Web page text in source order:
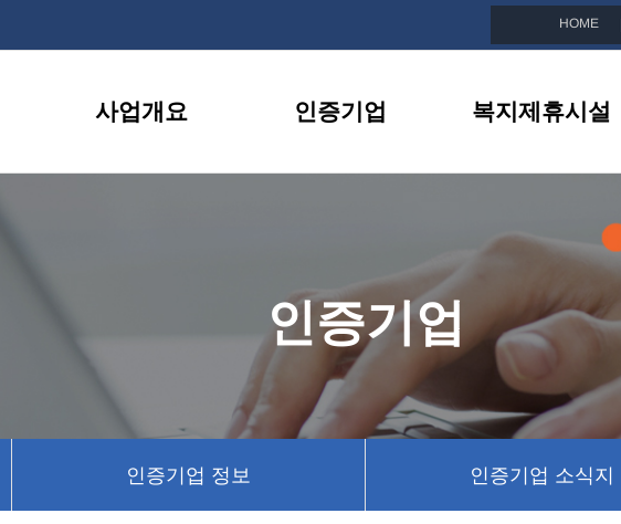
HOME
사업개요
고용친화기업이란
인증기업
인증기업 목록
인증기업 소식지
인증기업 뉴스
복지제휴시설
복지제휴시설 소개
제휴시설 이벤트
인증기업
인증기업 정보 인증기업 소식지